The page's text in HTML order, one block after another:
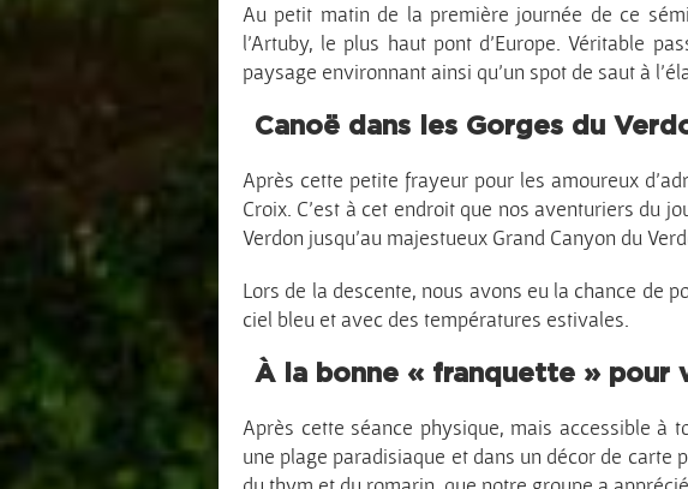
Au petit matin de la première journée de ce
l’Artuby, le plus haut pont d’Europe. Véritable
paysage environnant ainsi qu’un spot de saut à
Canoë dans les Gorges du
Après cette petite frayeur pour les amoureux
Croix. C’est à cet endroit que nos aventuriers du
Verdon jusqu’au majestueux Grand Canyon du
Lors de la descente, nous avons eu la chance de
ciel bleu et avec des températures estivales.
À la bonne « franquette » pour
Après cette séance physique, mais accessible à
une plage paradisiaque et dans un décor de carte